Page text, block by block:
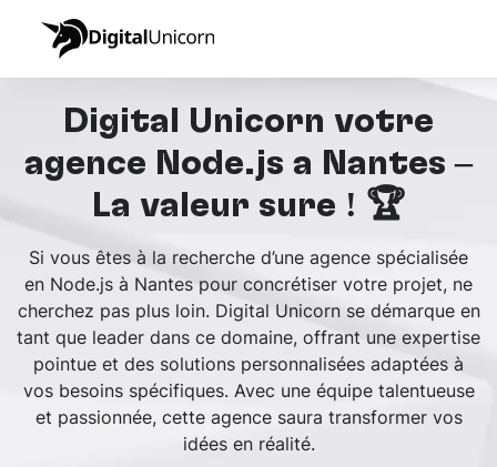
Digital Unicorn votre
agence Node.js à Nantes –
La valeur sûre ! 🏆
Si vous êtes à la recherche d’une agence spécialisée
en Node.js à Nantes pour concrétiser votre projet, ne
cherchez pas plus loin. Digital Unicorn se démarque en
tant que leader dans ce domaine, offrant une expertise
pointue et des solutions personnalisées adaptées à
vos besoins spécifiques. Avec une équipe talentueuse
et passionnée, cette agence saura transformer vos
idées en réalité.